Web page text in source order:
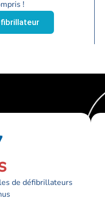
!
de défibrillateurs